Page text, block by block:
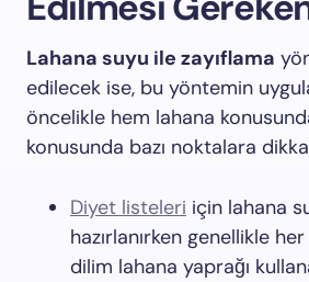
Lahana suyu ile zayıflama
edilecek ise, bu yöntemin
öncelikle hem lahana
konusunda bazı noktalara
Diyet listeleri için lahana
hazırlanırken genellikle
dilim lahana yaprağı